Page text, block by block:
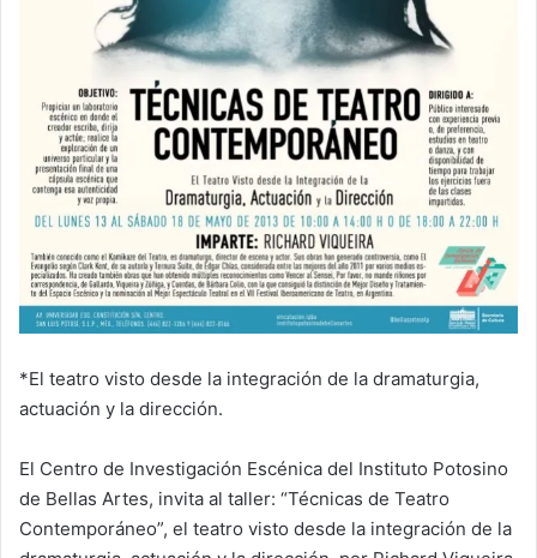
*El teatro visto desde la integración de la dramaturgia,
actuación y la dirección.
El Centro de Investigación Escénica del Instituto Potosino
de Bellas Artes, invita al taller: “Técnicas de Teatro
Contemporáneo”, el teatro visto desde la integración de la